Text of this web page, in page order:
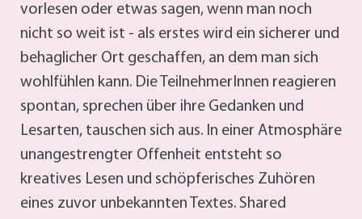
vorlesen oder etwas sagen, wenn man noch
nicht so weit ist - als erstes wird ein sicherer und
behaglicher Ort geschaffen, an dem man sich
wohlfühlen kann. Die TeilnehmerInnen reagieren
spontan, sprechen über ihre Gedanken und
Lesarten, tauschen sich aus. In einer Atmosphäre
unangestrengter Offenheit entsteht so
kreatives Lesen und schöpferisches Zuhören
eines zuvor unbekannten Textes. Shared